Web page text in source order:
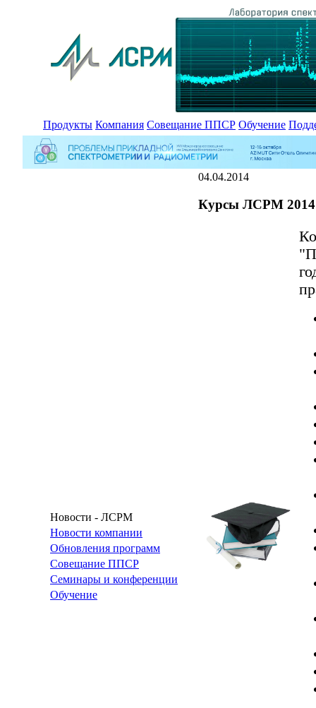
Продукты Компания Совещание ППСР Обучение
Новости - ЛСРМ
Новости компании
Обновления программ
Совещание ППСР
Семинары и конференции
Обучение
04.04.2014
Курсы ЛСРМ 2014